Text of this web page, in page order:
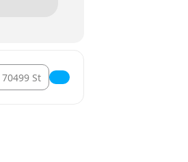
aktuell [Ik9QNZZkr]